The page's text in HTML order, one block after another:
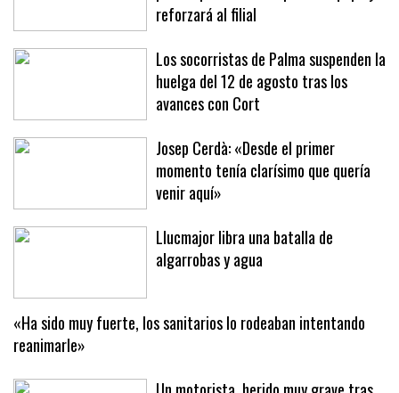
Viktor Baptista realizará la
pretemporada con el primer equipo y
reforzará al filial
Los socorristas de Palma suspenden la
huelga del 12 de agosto tras los
avances con Cort
Josep Cerdà: «Desde el primer
momento tenía clarísimo que quería
venir aquí»
Llucmajor libra una batalla de
«Ha sido muy fuerte, los sanitarios lo rodeaban intentando
reanimarle»